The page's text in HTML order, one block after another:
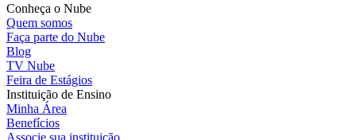
Conheça o Nube
Quem somos
Faça parte do Nube
Blog
TV Nube
Feira de Estágios
Instituição de Ensino
Minha Área
Benefícios
Associe sua instituição